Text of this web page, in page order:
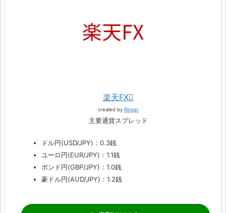
楽天FX
created by Rinker
主要通貨スプレッド
ドル円(USD/JPY)：0.3銭
ユーロ円(EUR/JPY)：1.1銭
ポンド円(GBP/JPY)：1.0銭
豪ドル円(AUD/JPY)：1.2銭